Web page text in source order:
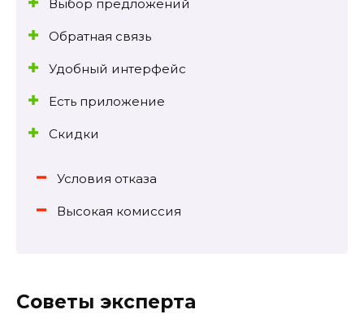
Выбор предложений
Обратная связь
Удобный интерфейс
Есть приложение
Скидки
Условия отказа
Высокая комиссия
Советы эксперта